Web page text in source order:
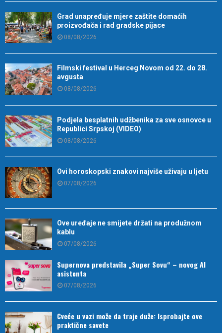
Grad unapređuje mjere zaštite domaćih
proizvođača i rad gradske pijace
08/08/2026
Filmski festival u Herceg Novom od 22. do 28.
avgusta
08/08/2026
Podjela besplatnih udžbenika za sve osnovce u
Republici Srpskoj (VIDEO)
08/08/2026
Ovi horoskopski znakovi najviše uživaju u ljetu
07/08/2026
Ove uređaje ne smijete držati na produžnom
kablu
07/08/2026
Supernova predstavila „Super Sovu“ – novog AI
asistenta
07/08/2026
Cveće u vazi može da traje duže: Isprobajte ove
praktične savete